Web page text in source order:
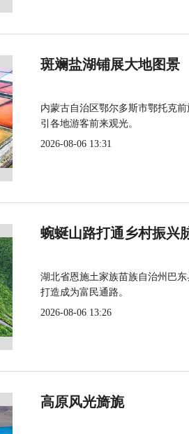
斑斓盐湖铺展大地图景
内蒙古自治区鄂尔多斯市鄂托克
引各地游客前来观光。
2026-08-06 13:31
蜿蜒山路打通乡村振兴
湖北省恩施土家族苗族自治州巴
打造成为富民通路。
2026-08-06 13:26
高原风光旖旎